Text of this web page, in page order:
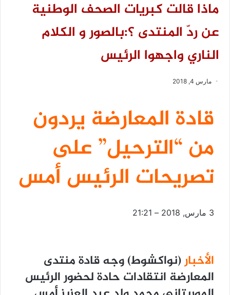
ماذا قالت كبريات الصحف الوطنية
عن ردّ المنتدى ؟:بالصور و الكلام
الناري واجهوا الرئيس
مارس 4, 2018
قادة المعارضة يردون
من “الترحيل” على
تصريحات الرئيس أمس
3 مارس, 2018 – 21:21
الأخبار(نواكشوط) وجه قادة منتدى
المعارضة انتقادات حادة لحضور الرئيس